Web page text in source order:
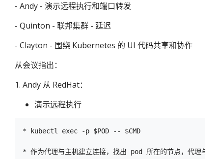
- Andy - 演示远程执行和端口转发
- Quinton - 联邦集群 - 延迟
- Clayton - 围绕 Kubernetes 的 UI 代码共享和协作
从会议指出：
1. Andy 从 RedHat：
演示远程执行
* kubectl exec -p $POD -- $CMD
* 作为代理与主机建立连接，找出 pod 所在的节点，代理与